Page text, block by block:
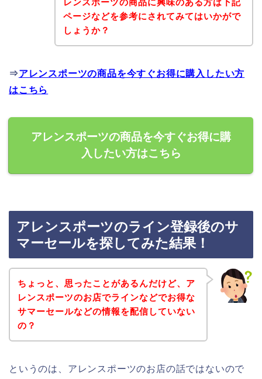
レンスポーツの商品に興味のある方は下記
ページなどを参考にされてみてはいかがで
しょうか？
⇒アレンスポーツの商品を今すぐお得に購入したい方
はこちら
アレンスポーツの商品を今すぐお得に購
入したい方はこちら
アレンスポーツのライン登録後のサ
マーセールを探してみた結果！
ちょっと、思ったことがあるんだけど、ア
レンスポーツのお店でラインなどでお得な
サマーセールなどの情報を配信していない
の？
というのは、アレンスポーツのお店の話ではないので